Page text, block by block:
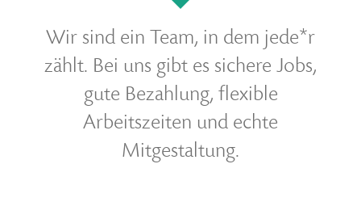
Wir sind ein Team, in dem jede*r
zählt. Bei uns gibt es sichere Jobs,
gute Bezahlung, flexible
Arbeitszeiten und echte
Mitgestaltung.